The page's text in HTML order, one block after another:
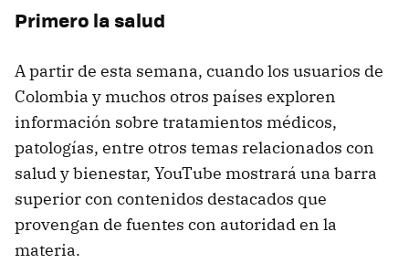
Primero la salud
A partir de esta semana, cuando los usuarios de
Colombia y muchos otros países exploren
información sobre tratamientos médicos,
patologías, entre otros temas relacionados con
salud y bienestar, YouTube mostrará una barra
superior con contenidos destacados que
provengan de fuentes con autoridad en la
materia.